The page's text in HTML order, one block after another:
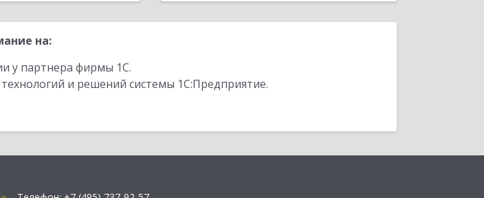
на:
у партнера фирмы 1С.
и решений системы 1С:Предприятие.